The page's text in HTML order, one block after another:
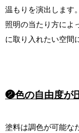
温もりを演出します。
照明の当たり方によ
に取り入れたい空間
❷色の自由度が
塗料は調色が可能な